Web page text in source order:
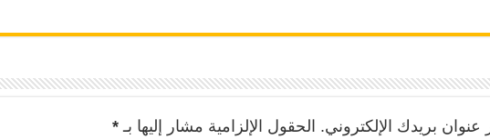
بريدك الإلكتروني. الحقول الإلزامية مشار إليها بـ *